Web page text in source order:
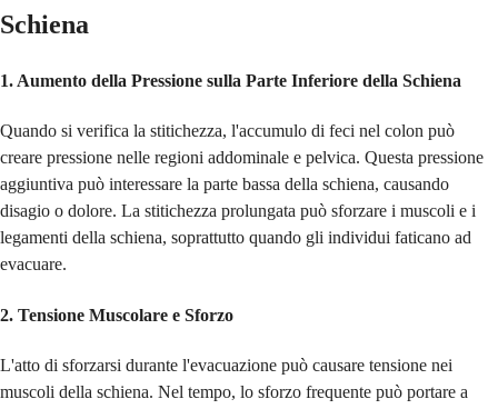
Schiena
1. Aumento della Pressione sulla Parte Inferiore della Schiena
Quando si verifica la stitichezza, l'accumulo di feci nel colon può
creare pressione nelle regioni addominale e pelvica. Questa pressione
aggiuntiva può interessare la parte bassa della schiena, causando
disagio o dolore. La stitichezza prolungata può sforzare i muscoli e i
legamenti della schiena, soprattutto quando gli individui faticano ad
evacuare.
2. Tensione Muscolare e Sforzo
L'atto di sforzarsi durante l'evacuazione può causare tensione nei
muscoli della schiena. Nel tempo, lo sforzo frequente può portare a